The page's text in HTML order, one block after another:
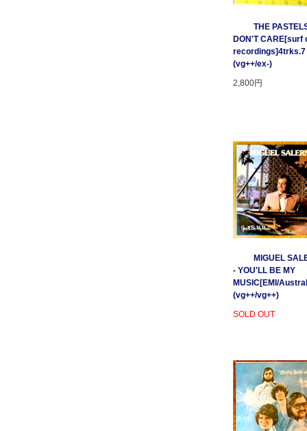
THE
DON'T CARE[surf
recordings]4trks.7
(vg++/ex-)
2,800円
MIGUEL
- YOU'LL BE MY
MUSIC[EMI/
(vg++/vg++)
SOLD OUT